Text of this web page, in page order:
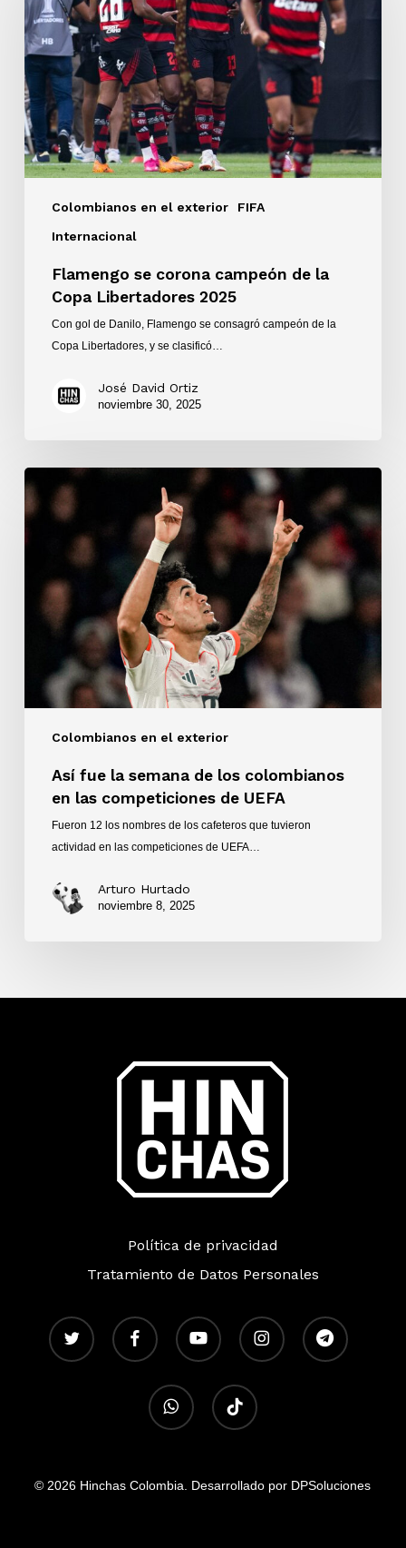
Colombianos en el exterior
FIFA
Internacional
campeón
de
la
Copa
Libertadores
2025
Flamengo se corona campeón de la
Copa Libertadores 2025
Con gol de Danilo, Flamengo se consagró campeón de la
Copa Libertadores, y se clasificó…
José David Ortiz
noviembre 30, 2025
Colombianos en el exterior
fue
la
semana
colombianos
competiciones
Así fue la semana de los colombianos
en las competiciones de UEFA
Fueron 12 los nombres de los cafeteros que tuvieron
actividad en las competiciones de UEFA…
Arturo Hurtado
noviembre 8, 2025
Política de privacidad
Tratamiento de Datos Personales
twitter facebook youtube instagram telegram
whatsapp tiktok
© 2026 Hinchas Colombia. Desarrollado por DPSoluciones